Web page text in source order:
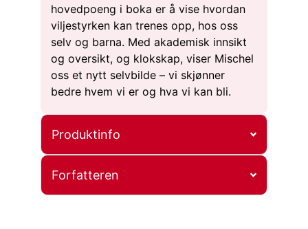
hovedpoeng i boka er å vise hvordan
viljestyrken kan trenes opp, hos oss
selv og barna. Med akademisk innsikt
og oversikt, og klokskap, viser Mischel
oss et nytt selvbilde – vi skjønner
bedre hvem vi er og hva vi kan bli.
Produktinfo
Forfatteren